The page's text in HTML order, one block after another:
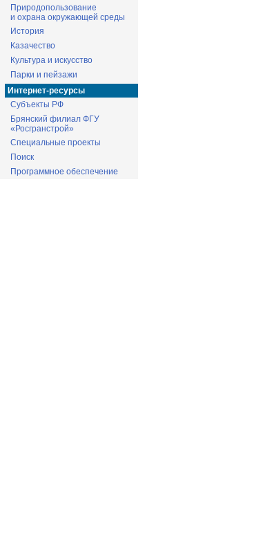
Природопользование
и охрана окружающей среды
История
Казачество
Культура и искусство
Парки и пейзажи
Интернет-ресурсы
Субъекты РФ
Брянский филиал ФГУ
«Росгранстрой»
Специальные проекты
Поиск
Программное обеспечение